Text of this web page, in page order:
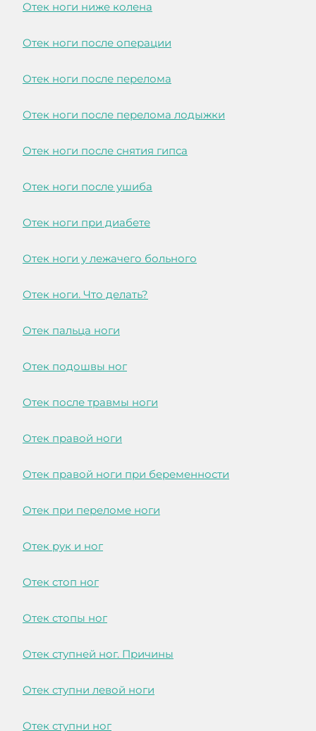
Отек ноги ниже колена
Отек ноги после операции
Отек ноги после перелома
Отек ноги после перелома лодыжки
Отек ноги после снятия гипса
Отек ноги после ушиба
Отек ноги при диабете
Отек ноги у лежачего больного
Отек ноги. Что делать?
Отек пальца ноги
Отек подошвы ног
Отек после травмы ноги
Отек правой ноги
Отек правой ноги при беременности
Отек при переломе ноги
Отек рук и ног
Отек стоп ног
Отек стопы ног
Отек ступней ног. Причины
Отек ступни левой ноги
Отек ступни ног